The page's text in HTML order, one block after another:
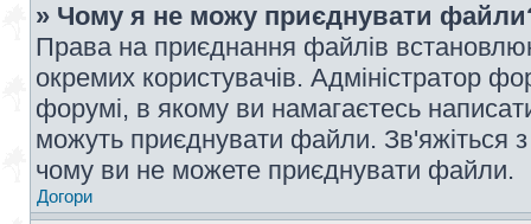
» Чому я не можу приєднувати
Права на приєднання файлів
окремих користувачів. Адміністратор
форумі, в якому ви намагаєтесь
можуть приєднувати файли. Зв'яжіться
чому ви не можете приєднувати файли.
Догори